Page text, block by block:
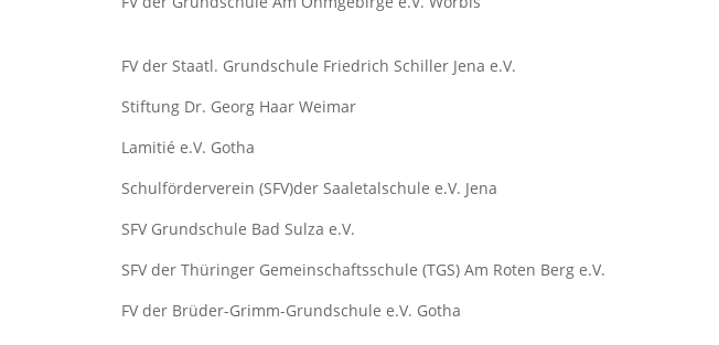
FV der Staatl. Grundschule Friedrich Schiller Jena e.V.
Stiftung Dr. Georg Haar Weimar
Lamitié e.V. Gotha
Schulförderverein (SFV)der Saaletalschule e.V. Jena
SFV Grundschule Bad Sulza e.V.
SFV der Thüringer Gemeinschaftsschule (TGS) Am Roten Berg e.V.
FV der Brüder-Grimm-Grundschule e.V. Gotha